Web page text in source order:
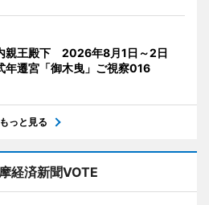
親王殿下 2026年8月1日～2日
年遷宮「御木曳」ご視察016
もっと見る
経済新聞VOTE